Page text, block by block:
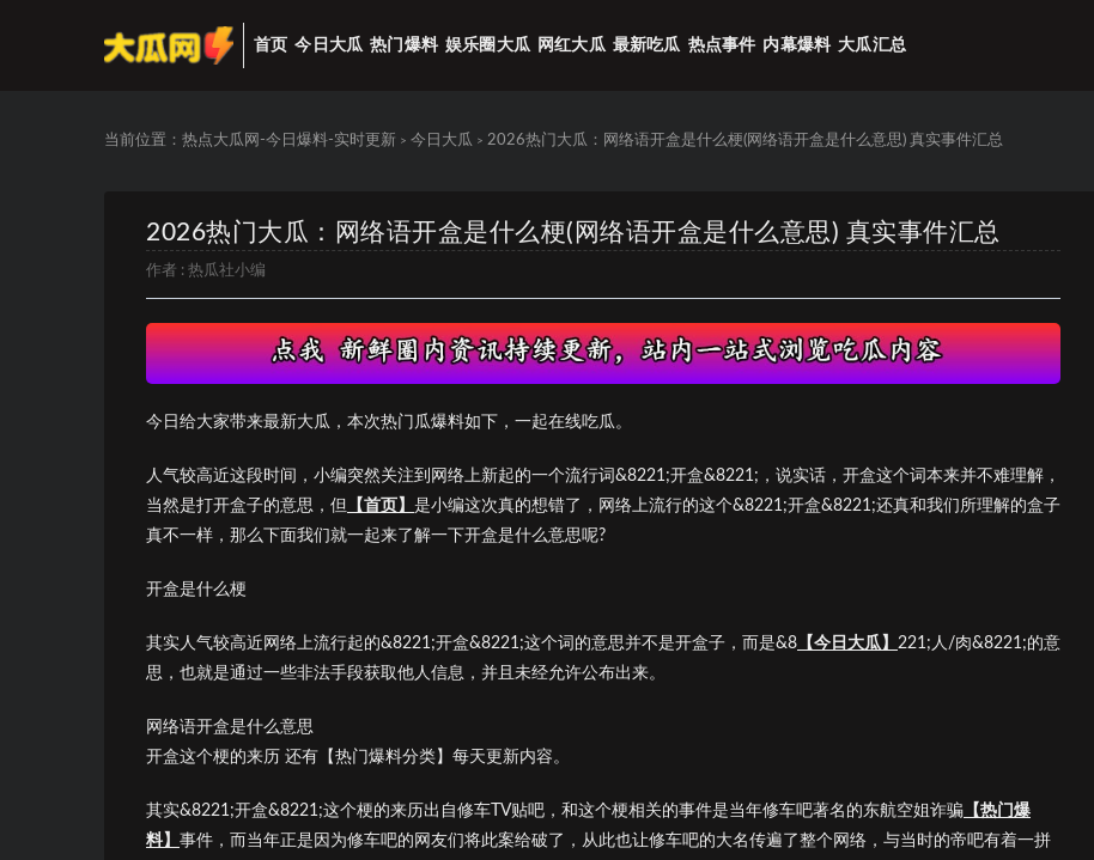
首页 今日大瓜 热门爆料 娱乐圈大瓜 网红大瓜 最新吃瓜 热点事件 内幕爆料 大瓜汇总
当前位置： 热点大瓜网-今日爆料-实时更新 > 今日大瓜 > 2026热门大瓜：网络语开盒是什么梗(网络语开盒是什么意思) 真实事件汇总
2026热门大瓜：网络语开盒是什么梗(网络语开盒是什么意思) 真实事件汇总
作者 : 热瓜社小编
今日给大家带来最新大瓜，本次热门瓜爆料如下，一起在线吃瓜。
人气较高近这段时间，小编突然关注到网络上新起的一个流行词&8221;开盒&8221;，说实话，开盒这个词本来并不难理解，
当然是打开盒子的意思，但 【首页】 是小编这次真的想错了，网络上流行的这个&8221;开盒&8221;还真和我们所理解的盒子
真不一样，那么下面我们就一起来了解一下开盒是什么意思呢?
开盒是什么梗
其实人气较高近网络上流行起的&8221;开盒&8221;这个词的意思并不是开盒子，而是&8 【今日大瓜】 221;人/肉&8221;的意
思，也就是通过一些非法手段获取他人信息，并且未经允许公布出来。
网络语开盒是什么意思
开盒这个梗的来历 还有【热门爆料分类】每天更新内容。
其实&8221;开盒&8221;这个梗的来历出自修车TV贴吧，和这个梗相关的事件是当年修车吧著名的东航空姐诈骗 【热门爆
料】 事件，而当年正是因为修车吧的网友们将此案给破了，从此也让修车吧的大名传遍了整个网络，与当时的帝吧有着一拼